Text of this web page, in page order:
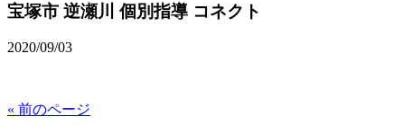
宝塚市 逆瀬川 個別指導 コネクト
2020/09/03
« 前のページ